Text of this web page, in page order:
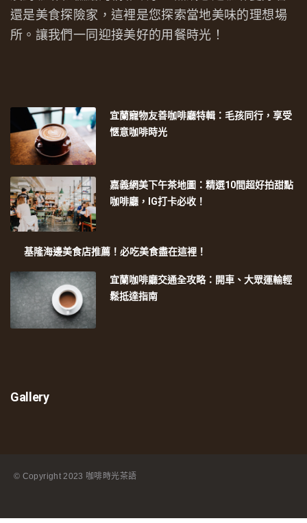
還是美食探險家，這裡是您探索當地美味的理想場
所。讓我們一同迎接美好的用餐時光！
宜蘭寵物友善咖啡廳特輯：毛孩同行，享受
愜意咖啡時光
嘉義網美下午茶地圖：精選10間超好拍甜點
咖啡廳，IG打卡必收！
基隆海邊美食店推薦！必吃美食盡在這裡！
宜蘭咖啡廳交通全攻略：開車、大眾運輸輕
鬆抵達指南
Gallery
© Copyright2023 咖啡時光茶語